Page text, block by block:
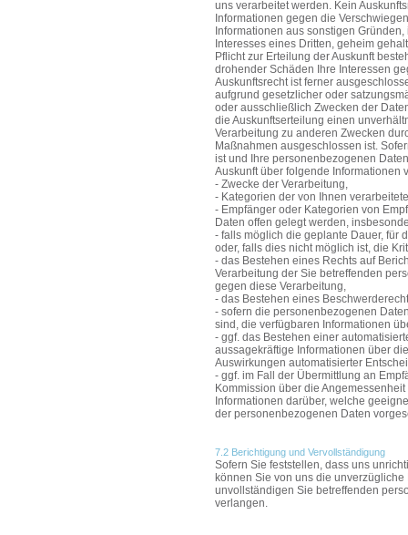
uns verarbeitet werden. Kein
Informationen gegen die
Informationen aus sonstigen
Interesses eines Dritten, geheim
Pflicht zur Erteilung der Auskunft
drohender Schäden Ihre Interessen
Auskunftsrecht ist ferner
aufgrund gesetzlicher oder
oder ausschließlich Zwecken der
die Auskunftserteilung einen
Verarbeitung zu anderen Zwecken
Maßnahmen ausgeschlossen ist.
ist und Ihre personenbezogenen
Auskunft über folgende Informationen
- Zwecke der Verarbeitung,
- Kategorien der von Ihnen
- Empfänger oder Kategorien von
Daten offen gelegt werden,
- falls möglich die geplante Dauer, für
oder, falls dies nicht möglich ist, die
- das Bestehen eines Rechts auf
Verarbeitung der Sie betreffenden
gegen diese Verarbeitung,
- das Bestehen eines
- sofern die personenbezogenen
sind, die verfügbaren Informationen
- ggf. das Bestehen einer
aussagekräftige Informationen über
Auswirkungen automatisierter
- ggf. im Fall der Übermittlung an
Kommission über die
Informationen darüber, welche
der personenbezogenen Daten
7.2 Berichtigung und Vervollständigung
Sofern Sie feststellen, dass uns
können Sie von uns die
unvollständigen Sie betreffenden
verlangen.